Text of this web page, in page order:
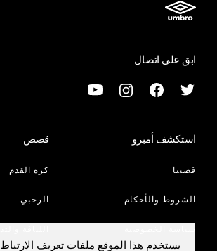
ابق على اتصال
استكشف أمبرو
قصتنا
الشروط والأحكام
قصص
كرة القدم
الرجبي
يستخدم هذا الموقع ملفات تعريف الارتباط